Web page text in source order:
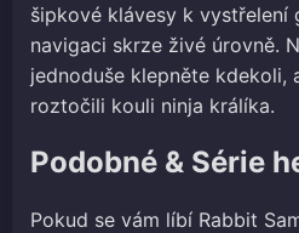
šipkové klávesy k vystřelení
navigaci skrze živé úrovně.
jednoduše klepněte kdekoli,
roztočili kouli ninja králíka.
Podobné & Série
Pokud se vám líbí Rabbit